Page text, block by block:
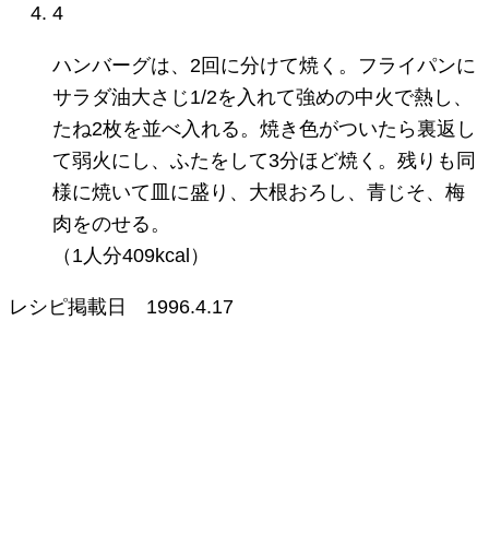
4
ハンバーグは、2回に分けて焼く。フライパンに
サラダ油大さじ1/2を入れて強めの中火で熱し、
たね2枚を並べ入れる。焼き色がついたら裏返し
て弱火にし、ふたをして3分ほど焼く。残りも同
様に焼いて皿に盛り、大根おろし、青じそ、梅
肉をのせる。
（1人分409kcal）
レシピ掲載日 1996.4.17